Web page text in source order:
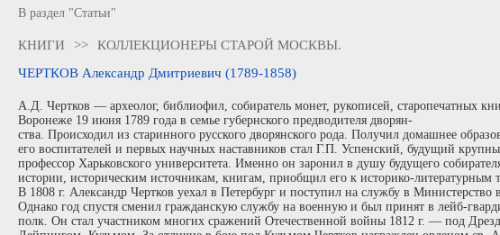
В раздел "Статьи"
КНИГИ >> КОЛЛЕКЦИОНЕРЫ СТАРОЙ МОСКВЫ.
ЧЕРТКОВ Александр Дмитриевич (1789-1858)
А.Д. Чертков — археолог, библиофил, собиратель монет, рукописей, старопечатных
Воронеже 19 июня 1789 года в семье губернского предводителя дворян-
ства. Происходил из старинного русского дворянского рода. Получил домашнее
его воспитателей и первых научных наставников стал Г.П. Успенский, будущий
профессор Харьковского университета. Именно он заронил в душу будущего
истории, историческим источникам, книгам, приобщил его к историко-литературным
В 1808 г. Александр Чертков уехал в Петербург и поступил на службу в Министерство
Однако год спустя сменил гражданскую службу на военную и был принят в лейб-
полк. Он стал участником многих сражений Отечественной войны 1812 г. — под